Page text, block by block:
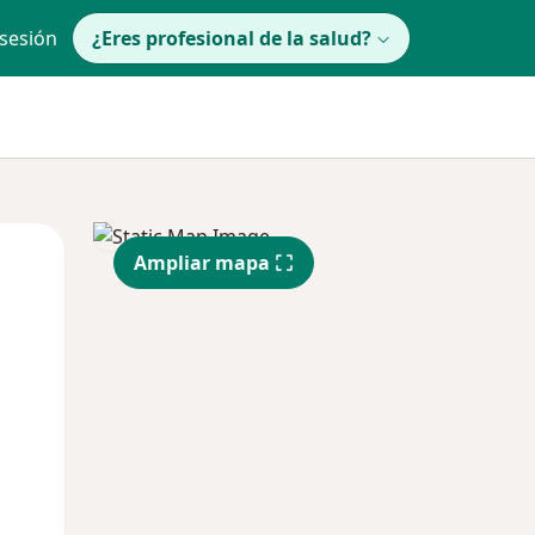
¿Eres profesional de la salud?
Mié
12 Ago
Jue
13 Ago
Ampliar mapa